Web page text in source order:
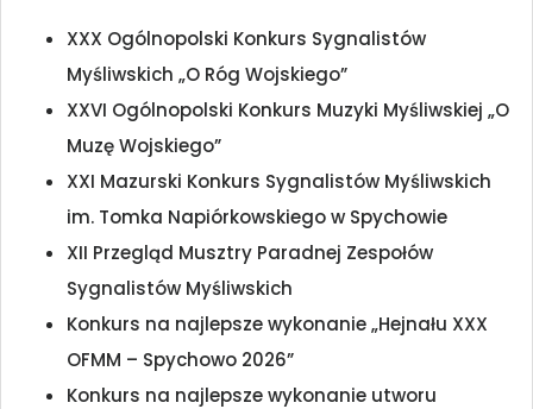
XXX Ogólnopolski Konkurs Sygnalistów
Myśliwskich „O Róg Wojskiego”
XXVI Ogólnopolski Konkurs Muzyki Myśliwskiej „O
Muzę Wojskiego”
XXI Mazurski Konkurs Sygnalistów Myśliwskich
im. Tomka Napiórkowskiego w Spychowie
XII Przegląd Musztry Paradnej Zespołów
Sygnalistów Myśliwskich
Konkurs na najlepsze wykonanie „Hejnału XXX
OFMM – Spychowo 2026”
Konkurs na najlepsze wykonanie utworu